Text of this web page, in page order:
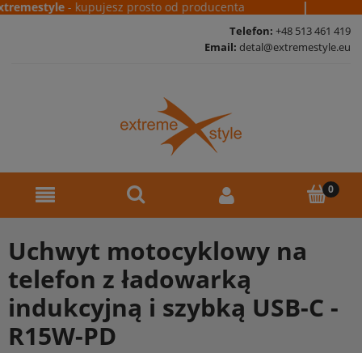
- kupujesz prosto od producenta
Telefon: +48 513 461 419
Email: detal@extremestyle.eu
Uchwyt motocyklowy na
telefon z ładowarką
indukcyjną i szybką USB-C -
R15W-PD